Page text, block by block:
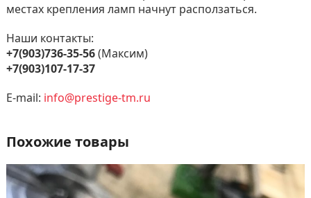
местах крепления ламп начнут расползаться.
Наши контакты:
+7(903)736-35-56(Максим)
+7(903)107-17-37
E-mail: info@prestige-tm.ru
Похожие товары